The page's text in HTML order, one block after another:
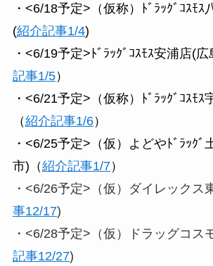
・<6/18予定>（仮称）ﾄﾞﾗｯｸﾞｺｽﾓｽ
(紹介記事1/4)
・<6/19予定>ﾄﾞﾗｯｸﾞｺｽﾓｽ安浦店(
記事1/5）
・<6/21予定>（仮称）ﾄﾞﾗｯｸﾞｺｽﾓｽ
（紹介記事1/6）
・<6/25予定>（仮）よどやﾄﾞﾗｯｸﾞ
市)（紹介記事1/7）
・<6/26予定>（仮）ダイレックス
事12/17)
・<6/28予定>（仮）ドラッグコス
記事12/27)